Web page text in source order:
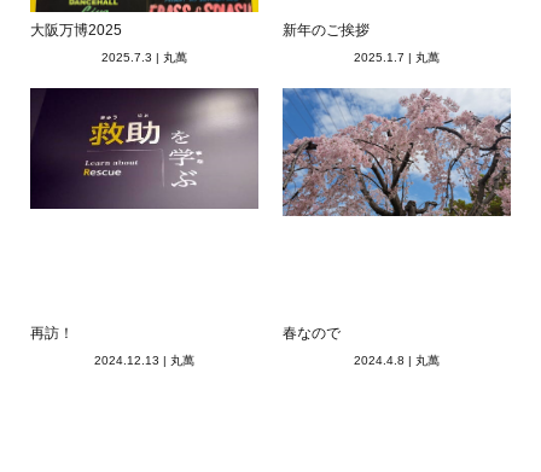
大阪万博2025
2025.7.3 | 丸萬
新年のご挨拶
2025.1.7 | 丸萬
再訪！
2024.12.13 | 丸萬
春なので
2024.4.8 | 丸萬